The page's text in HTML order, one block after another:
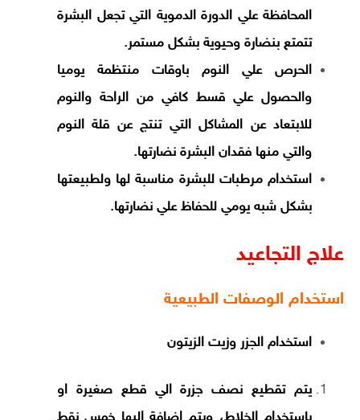
المحافظة علي الدورة الدموية التي تجعل البشرة
تتمتع بنضارة وحيوية بشكل مستمر.
الحرص علي النوم باوقات منتظمة يوميا
والحصول علي قسط كافي من الراحة والنوم
للابتعاد عن المشاكل التي تنتج عن قلة النوم
والتي منها فقدان البشرة نضارتها.
استخدام مرطبات للبشرة مناسبة لها ولطبيعتها
بشكل شبه يومي للحفاظ علي نضارتها.
علاج التجاعيد
استخدام الوصفات الطبيعية
استخدام الجزر وزيت الزيتون
يتم تقطيع نصف جزرة الي قطع صغيرة او